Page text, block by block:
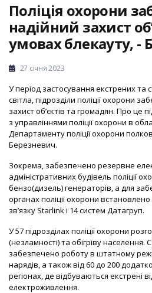
Поліція охорони
надійний захист
умовах блекауту, -
27 січня 2023
У період застосування екстрених та
світла, підрозділи поліції охорони
захист об’єктів та громадян. Про це
з управліннями поліції охорони в
Департаменту поліції охорони
Березневич.
Зокрема, забезпечено резервне
адміністративних будівель поліції
бензо(дизель) генераторів, а для
органах поліції охорони
зв’язку Starlink і 14 систем Датагруп.
У 57 підрозділах поліції охорони
(незламності) та обігріву
забезпечено роботу в штатному
нарядів, а також від 60 до 200
регіонах, де відбуваються екстрені
електроживлення.